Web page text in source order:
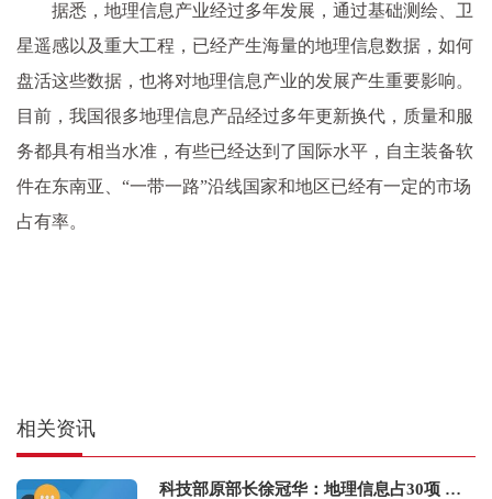
据悉，地理信息产业经过多年发展，通过基础测绘、卫
星遥感以及重大工程，已经产生海量的地理信息数据，如何
盘活这些数据，也将对地理信息产业的发展产生重要影响。
目前，我国很多地理信息产品经过多年更新换代，质量和服
务都具有相当水准，有些已经达到了国际水平 ，自主装备软
件在东南亚、“一带一路”沿线国家和地区已经有一定的市场
占有率。
相关资讯
科技部原部长徐冠华：地理信息占30项 数字经济最抢眼